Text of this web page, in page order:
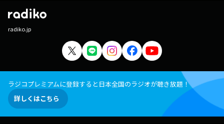
radiko.jp
ラジコプレミアムに登録すると日本全国のラジオが聴き放題！
詳しくはこちら